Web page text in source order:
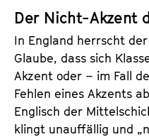
Der Nicht-Akzent
In England herrscht
Glaube, dass sich
Akzent oder – im Fall
Fehlen eines Akzents
Englisch der
klingt unauffällig und